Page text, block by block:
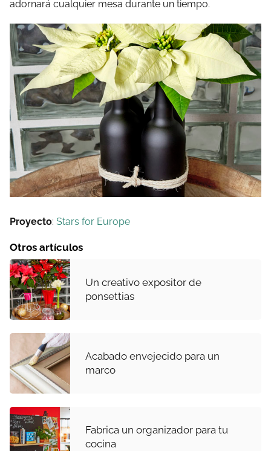
adornará cualquier mesa durante un tiempo.
Proyecto: Stars for Europe
Otros artículos
Un creativo expositor de
ponsettias
Acabado envejecido para un
marco
Fabrica un organizador para tu
cocina